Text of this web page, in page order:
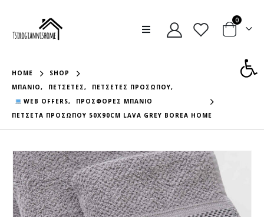
0
HOME
SHOP
ΜΠΆΝΙΟ, ΠΕΤΣΈΤΕΣ, ΠΕΤΣΈΤΕΣ ΠΡΟΣΏΠΟΥ,
WEB OFFERS,
ΠΡΟΣΦΟΡΈΣ ΜΠΆΝΙΟ
ΠΕΤΣΕΤΑ ΠΡΟΣΩΠΟΥ 50X90CM LAVA GREY BOREA HOME